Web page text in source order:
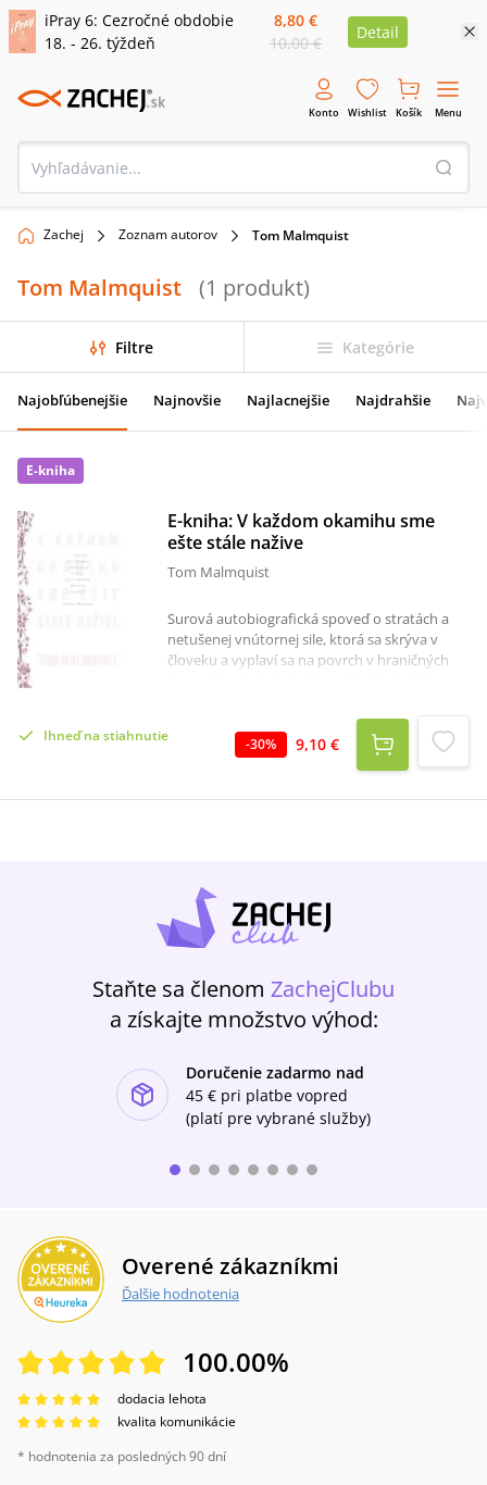
iPray 6: Cezročné obdobie
18. - 26. týždeň
8,80 €
10,00 €
Detail
Konto Wishlist Košík Menu
Zachej Zoznam autorov Tom Malmquist
Tom Malmquist (1 produkt)
Filtre Kategórie
Najobľúbenejšie Najnovšie Najlacnejšie Najdrahšie
E-kniha
E-kniha: V každom okamihu sme
ešte stále nažive
Tom Malmquist
Surová autobiografická spoveď o stratách a
netušenej vnútornej sile, ktorá sa skrýva v
človeku a vyplaví sa na povrch v hraničných
chvíľach jeho života. Tom čaká so svojou
dlhoročnou partnerkou Karin prvé dieťa. Karin
však náhle vážne ochorie a Tom ako v zlom
chodbami medzi jednotkou intenzívnej
priebeh udalostí zaznamená. Malmquist sa
zároveň retrospektívne vracia k svojmu
zoznámeniu s Karin, rozoberá jej vzťah s
rodičmi a neschopnosť oddeliť sa od nich a žiť
spoločnom živote pred tehotenstvom, o
oslavách Silvestra so starnúcimi rodičmi, o
kľúčových situáciách v svojom detstve, o
rozhodovaní, či manžela opustiť.
Ihneď na stiahnutie -30% 9,10 €
Staňte sa členom ZachejClubu
a získajte množstvo výhod:
Doručenie zadarmo nad
45 € pri platbe vopred
(platí pre vybrané služby)
Overené zákazníkmi
Ďalšie hodnotenia
100.00%
dodacia lehota
kvalita komunikácie
* hodnotenia za posledných 90 dní